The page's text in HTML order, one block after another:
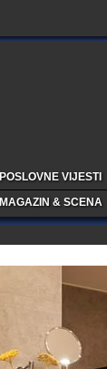
POSLOVNE VIJESTI
MAGAZIN & SCENA